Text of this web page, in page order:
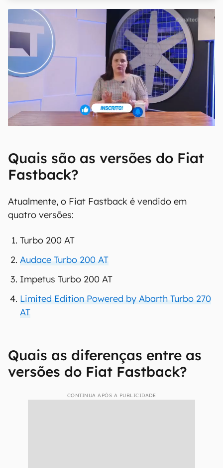
Quais são as versões do Fiat
Fastback?
Atualmente, o Fiat Fastback é vendido em
quatro versões:
Turbo 200 AT
Audace Turbo 200 AT
Impetus Turbo 200 AT
Limited Edition Powered by Abarth Turbo 270
AT
Quais as diferenças entre as
versões do Fiat Fastback?
CONTINUA APÓS A PUBLICIDADE